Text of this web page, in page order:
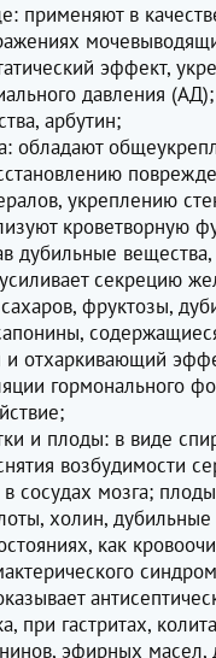
применяют в
эффект,
давления
арбутин;
обладают
укреплению
кроветворную
дубильные
секрецию
фруктозы,
отхаркивающий
гормонального
и плоды: в виде
возбудимости
сосудах мозга;
холин,
как
при гастритах,
эфирных